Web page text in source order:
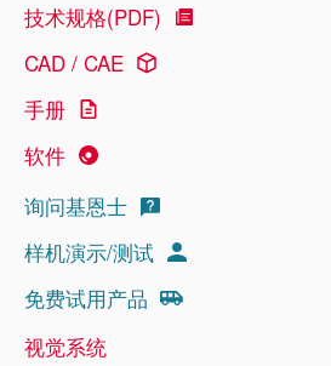
技术规格(PDF)
CAD / CAE
手册
软件
询问基恩士
样机演示/测试
免费试用产品
视觉系统